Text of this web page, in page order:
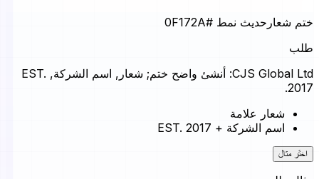
ختم شعار حديث نمط #0F172A
طلب
CJS Global Ltd: أنشئ واضح ختم; شعار, اسم الشركة, EST.
2017.
شعار علامة
اسم الشركة + EST. 2017
اختَر مثال